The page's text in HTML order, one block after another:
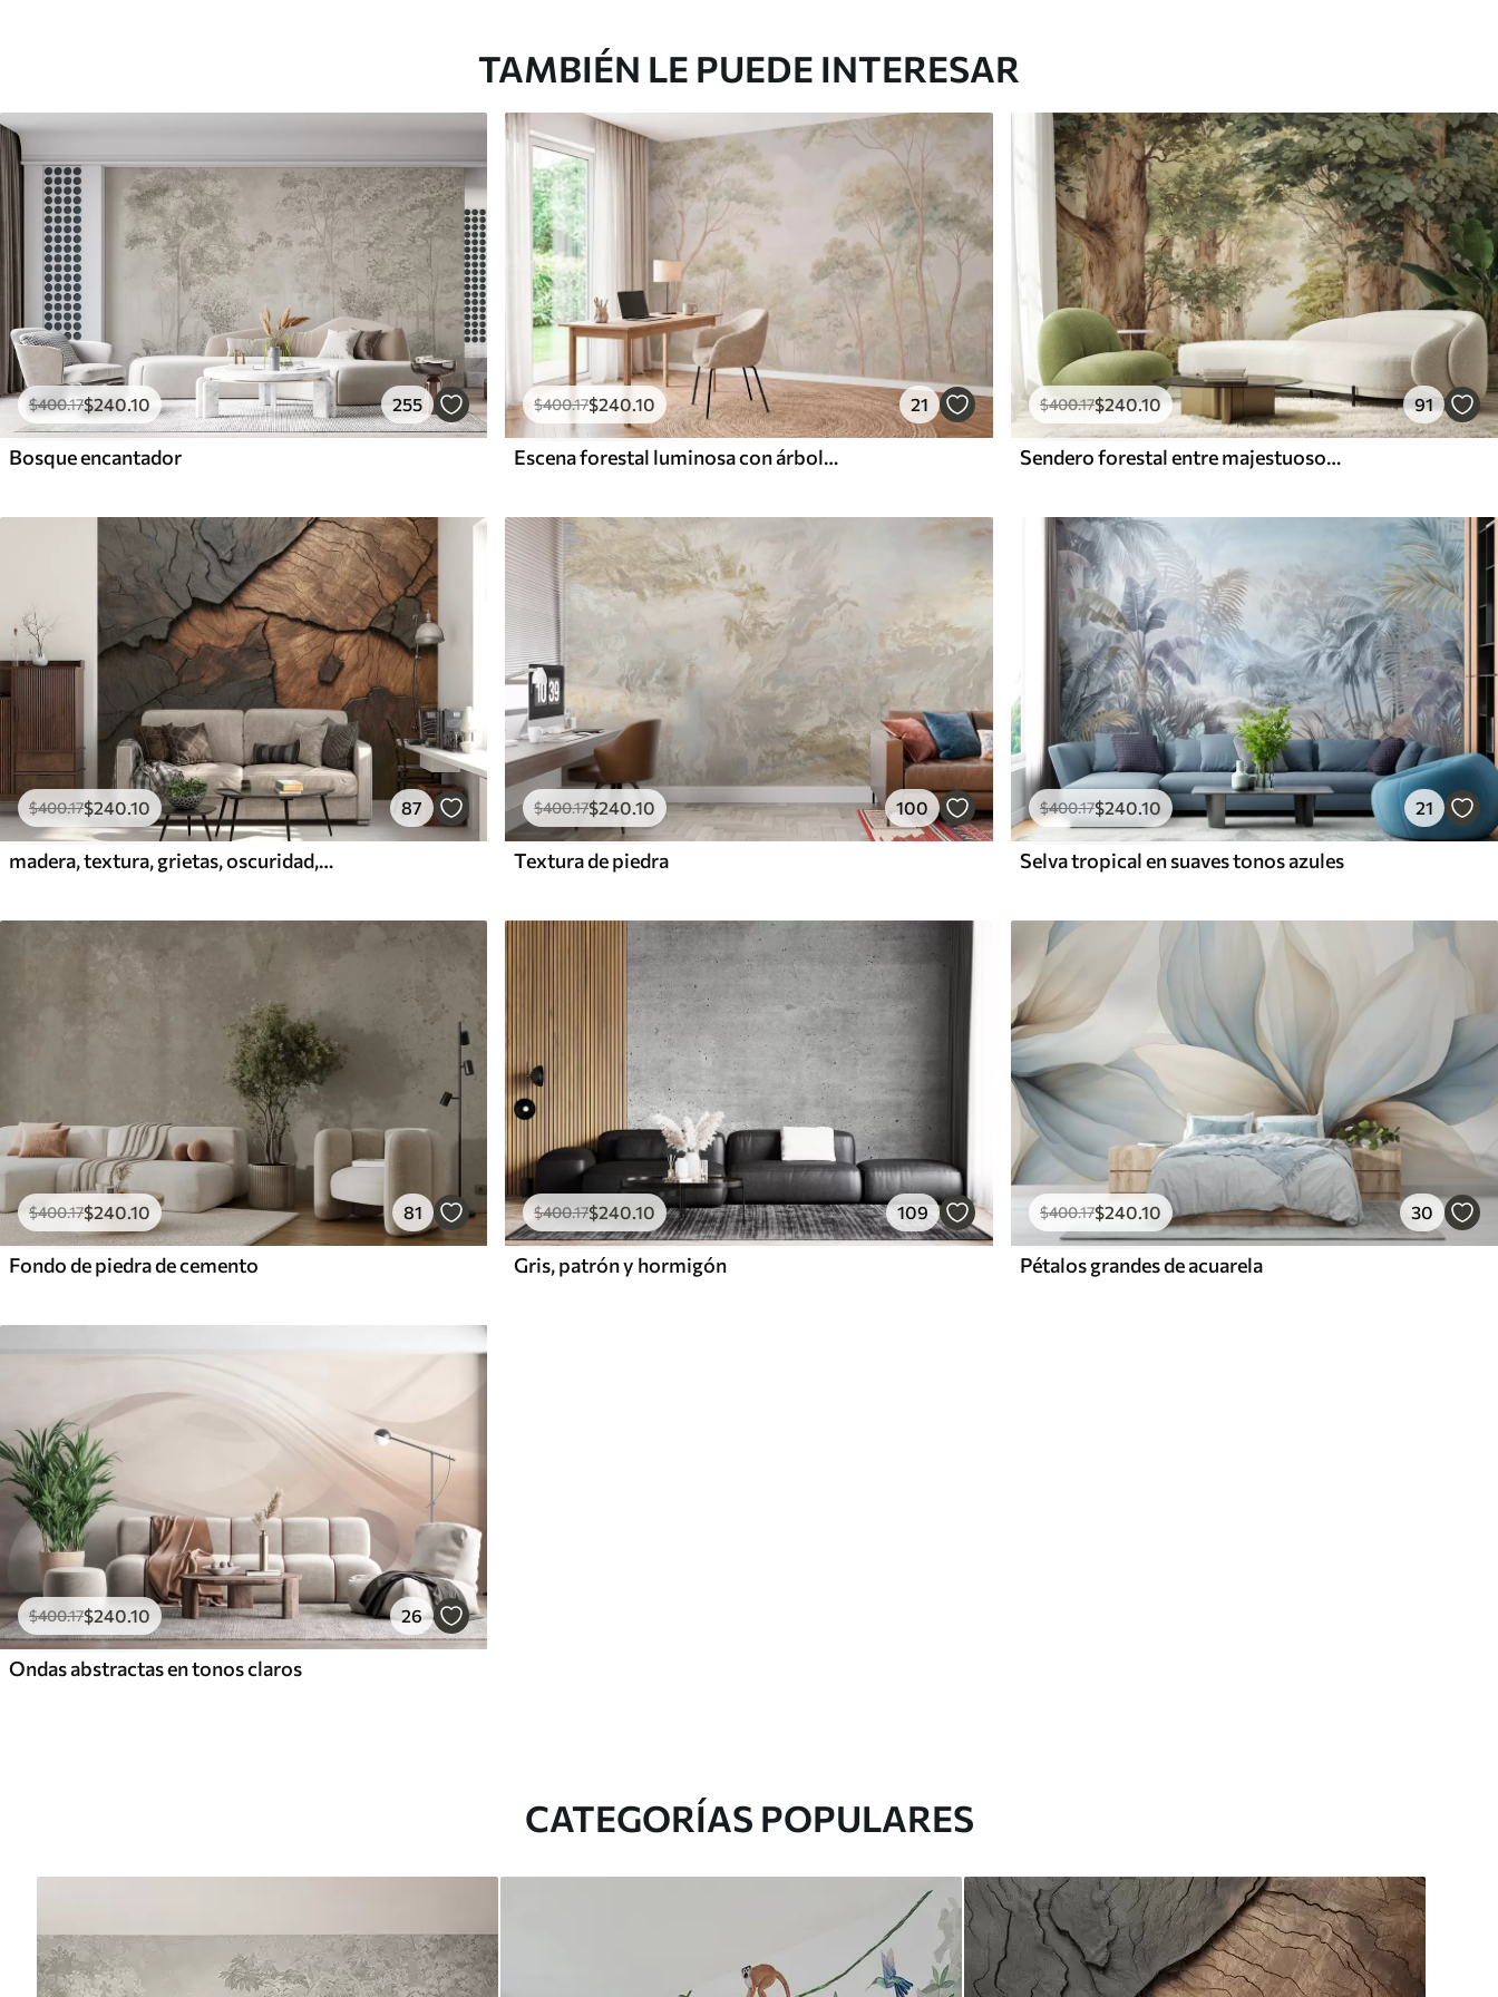
TAMBIÉN LE PUEDE INTERESAR
$400.17$240.10 255
Bosque encantador
$400.17$240 .10 21
Escena forestal luminosa con árboles altos
$400.17$240.10 91
Sendero forestal entre majestuosos árboles en estilo acuarela
$400.17$240.10 87
madera, textura, grietas, oscuridad, corteza, superficie
$400.17$240.10 100
Textura de piedra
$400.17$240.10 21
Selva tropical en suaves tonos azules
$400.17$240 .10 81
Fondo de piedra de cemento
$400.17$240 .10 109
Gris, patrón y hormigón
$400.17$240 .10 30
Pétalos grandes de acuarela
$400.17$240.10 26
Ondas abstractas en tonos claros
CATEGORÍAS POPULARES